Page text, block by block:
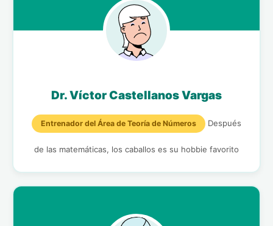
Dr. Víctor Castellanos Vargas
Entrenador del Área de Teoría de Números Después
de las matemáticas, los caballos es su hobbie favorito